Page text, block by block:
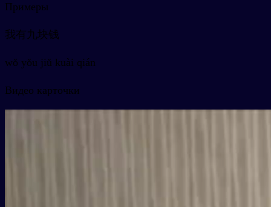
Примеры
我有九块钱
wǒ yǒu jiǔ kuài qián
Видео карточки